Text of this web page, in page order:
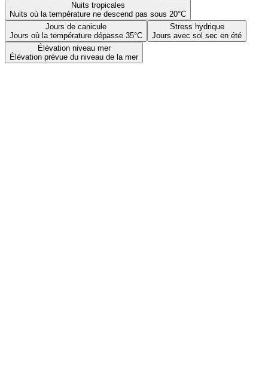
Nuits tropicales
Nuits où la température ne descend pas sous 20°C
Jours de canicule
Jours où la température dépasse 35°C
Stress hydrique
Jours avec sol sec en été
Élévation niveau mer
Élévation prévue du niveau de la mer